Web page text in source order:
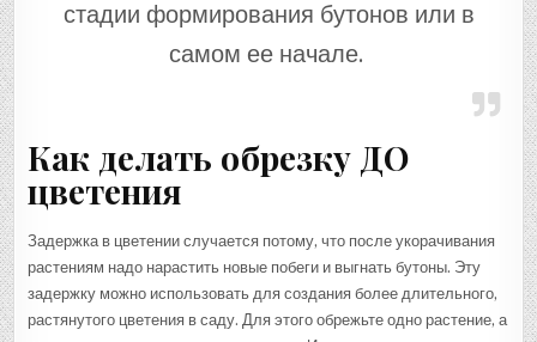
стадии формирования бутонов или в
самом ее начале.
Как делать обрезку ДО
цветения
Задержка в цветении случается потому, что после укорачивания
растениям надо нарастить новые побеги и выгнать бутоны. Эту
задержку можно использовать для создания более длительного,
растянутого цветения в саду. Для этого обрежьте одно растение, а